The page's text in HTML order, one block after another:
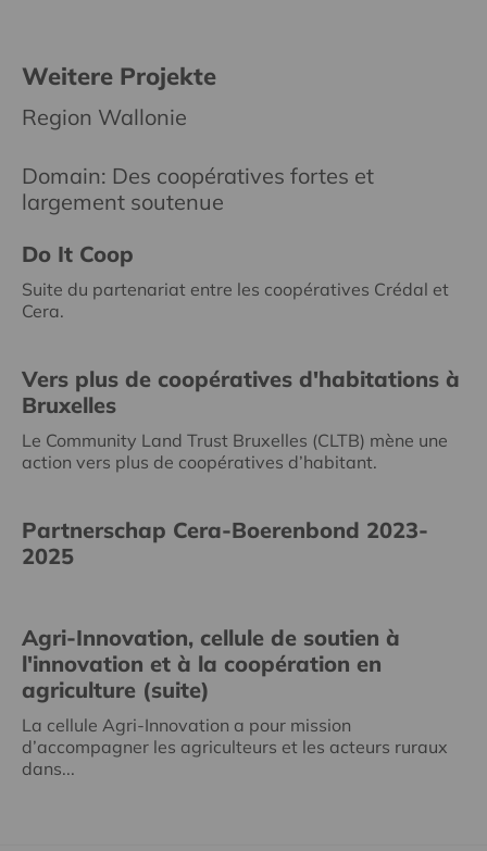
Weitere Projekte
Region Wallonie
Domain: Des coopératives fortes et
largement soutenue
Do It Coop
Suite du partenariat entre les coopératives Crédal et
Cera.
Vers plus de coopératives d'habitations à
Bruxelles
Le Community Land Trust Bruxelles (CLTB) mène une
action vers plus de coopératives d’habitant.
Partnerschap Cera-Boerenbond 2023-
2025
Agri-Innovation, cellule de soutien à
l'innovation et à la coopération en
agriculture (suite)
La cellule Agri-Innovation a pour mission
d’accompagner les agriculteurs et les acteurs ruraux
dans...